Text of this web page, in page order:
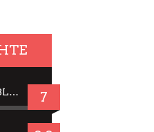
JBL TUNE 720BT: OVER EAR BLUETOOTH KOPFHÖRER UM DIE 50,-€ IM DAUER-TEST 7